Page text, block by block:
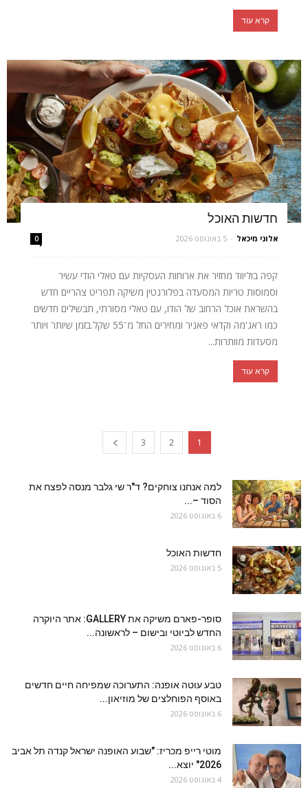
קרא עוד
חדשות האוכל
אלוני מיכאל - 5 באוגוסט 2026 0
קפה בוליווד מחזיר את ארוחות העסקיות עם טאלי הודי עשיר
וסמוסות טריות המסעדה בפלורנטין משיקה תפריט צהריים חדש
בהשראת אוכל הרחוב של הודו, עם טאלי מסורתי, תבשילים חדשים
כמו ראג'מה וקדאי פאניר ומחירים החל מ־55 שקל.בזמן שיותר ויותר
מסעדות מוותרות...
קרא עוד
1
2
3
למה אנחנו צוחקים? ד"ר שי גלבר מנסה לפצח את
הסוד –...
6 באוגוסט 2026
חדשות האוכל
5 באוגוסט 2026
סופר-פארם משיקה את GALLERY: אתר היוקרה
החדש לביוטי ובישום – לראשונה...
6 באוגוסט 2026
טבע עוטה אופנה: התערוכה שמפיחה חיים חדשים
באוסף הפוחלצים של מוזיאון...
6 באוגוסט 2026
מוטי רייפ מכריז: "שבוע האופנה ישראל קנדה תל אביב
2026" יוצא...
4 באוגוסט 2026